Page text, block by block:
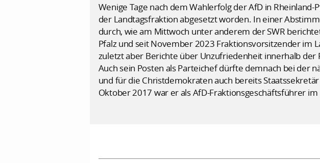
Wenige Tage nach dem Wahlerfolg der AfD in
der Landtagsfraktion abgesetzt worden. In einer
durch, wie am Mittwoch unter anderem der SWR
Pfalz und seit November 2023 Fraktionsvorsitzender im
zuletzt aber Berichte über Unzufriedenheit innerhalb der
Auch sein Posten als Parteichef dürfte demnach bei der
und für die Christdemokraten auch bereits
Oktober 2017 war er als AfD-Fraktionsgeschäftsführer im